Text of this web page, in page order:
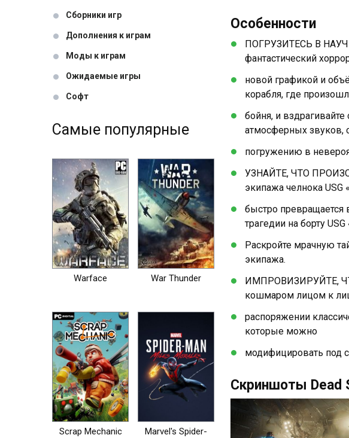
Сборники игр
Дополнения к играм
Моды к играм
Ожидаемые игры
Софт
Самые популярные
Warface War Thunder
Scrap Mechanic
Marvel's Spider-
Особенности
ПОГРУЗИТЕСЬ В
фантастический
новой графикой и
корабля, где
бойня, и
атмосферных звуков,
погружению в
УЗНАЙТЕ, ЧТО
экипажа челнока USG
быстро превращается
трагедии на борту
Раскройте мрачную
экипажа.
ИМПРОВИЗИРУЙТЕ,
кошмаром лицом к
распоряжении
которые можно
модифицировать под
Скриншоты Dead